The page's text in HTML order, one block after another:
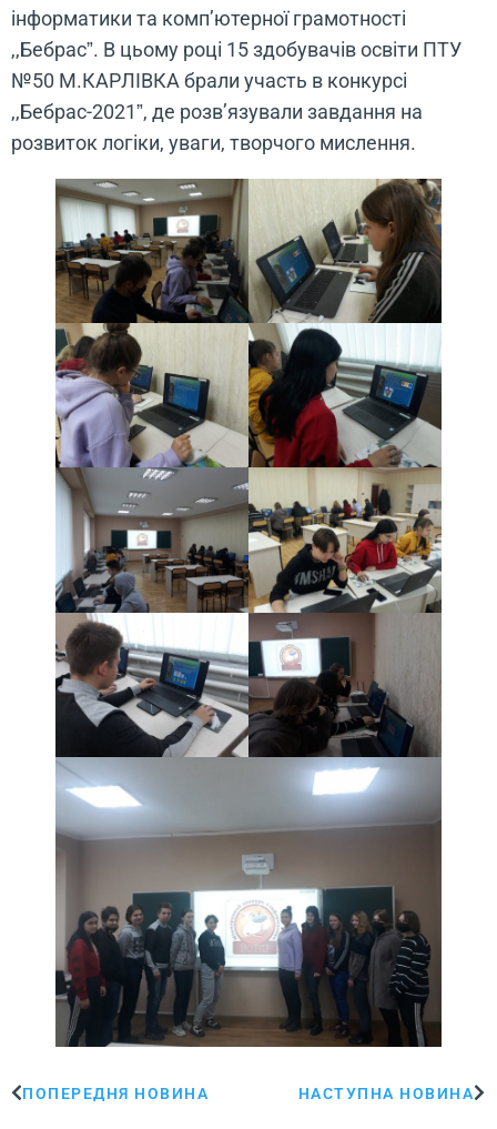
інформатики та комп’ютерної грамотності
,,Бебрасˮ. В цьому році 15 здобувачів освіти ПТУ
№50 М.КАРЛІВКА брали участь в конкурсі
,,Бебрас-2021ˮ, де розв’язували завдання на
розвиток логіки, уваги, творчого мислення.
ПОПЕРЕДНЯ НОВИНА НАСТУПНА НОВИНА